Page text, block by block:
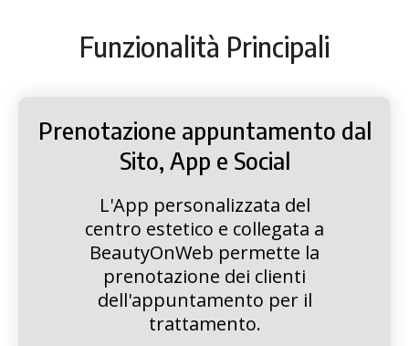
Funzionalità Principali
Prenotazione appuntamento dal
Sito, App e Social
L'App personalizzata del
centro estetico e collegata a
BeautyOnWeb permette la
prenotazione dei clienti
dell'appuntamento per il
trattamento.